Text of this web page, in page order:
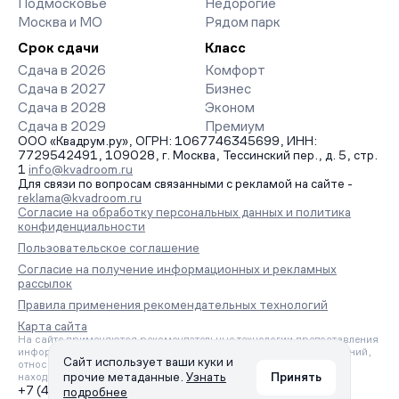
Подмосковье
Москва и МО
Недорогие
Рядом парк
Срок сдачи
Сдача в 2026
Сдача в 2027
Сдача в 2028
Сдача в 2029
Класс
Комфорт
Бизнес
Эконом
Премиум
ООО «Квадрум.ру», ОГРН: 1067746345699, ИНН:
7729542491, 109028, г. Москва, Тессинский пер., д. 5, стр.
1 info@kvadroom.ru
Для связи по вопросам связанными с рекламой на сайте -
reklama@kvadroom.ru
Согласие на обработку персональных данных и политика
конфиденциальности
Пользовательское соглашение
Согласие на получение информационных и рекламных
рассылок
Правила применения рекомендательных технологий
Карта сайта
На сайте применяются рекомендательные технологии предоставления
информации на основе сбора, систематизации и анализа сведений,
относящихся к предпочтениям пользователей сети «Интернет»,
находящихся на территории Российской Федерации.
+7 (495) 157-88-80
Сайт использует ваши куки и
прочие метаданные. Узнать
подробнее
Принять